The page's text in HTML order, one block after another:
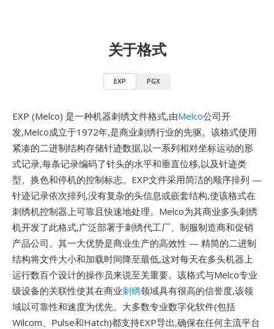
关于格式
EXP PGX
EXP (Melco) 是一种机器刺绣文件格式,由Melco公司开
发,Melco成立于1972年,是商业刺绣行业的先驱。该格式使用
紧凑的二进制结构存储针迹数据,以一系列相对坐标运动的形
式记录,每条记录编码了针头的水平和垂直位移,以及针迹类
型、换色和停机的控制标志。EXP文件采用简洁的顺序排列 —
针迹记录依次排列,没有复杂的头信息或嵌套结构,使该格式在
刺绣机控制器上可靠且快速地处理。Melco为其商业多头刺绣
机开发了此格式,广泛部署于刺绣代工厂、制服制造商和促销
产品公司。其一大优势是商业生产的高效性 — 精简的二进制
结构将文件大小和加载时间降至最低,这对每天在多头机器上
运行数百个设计的操作员来说至关重要。该格式与Melco专业
级设备的关联性使其在商业刺绣领域具有很高的信誉度,该领
域以可靠性和速度为优先。大多数专业数字化软件(包括
Wilcom、Pulse和Hatch)都支持EXP导出,确保在任何主流平台